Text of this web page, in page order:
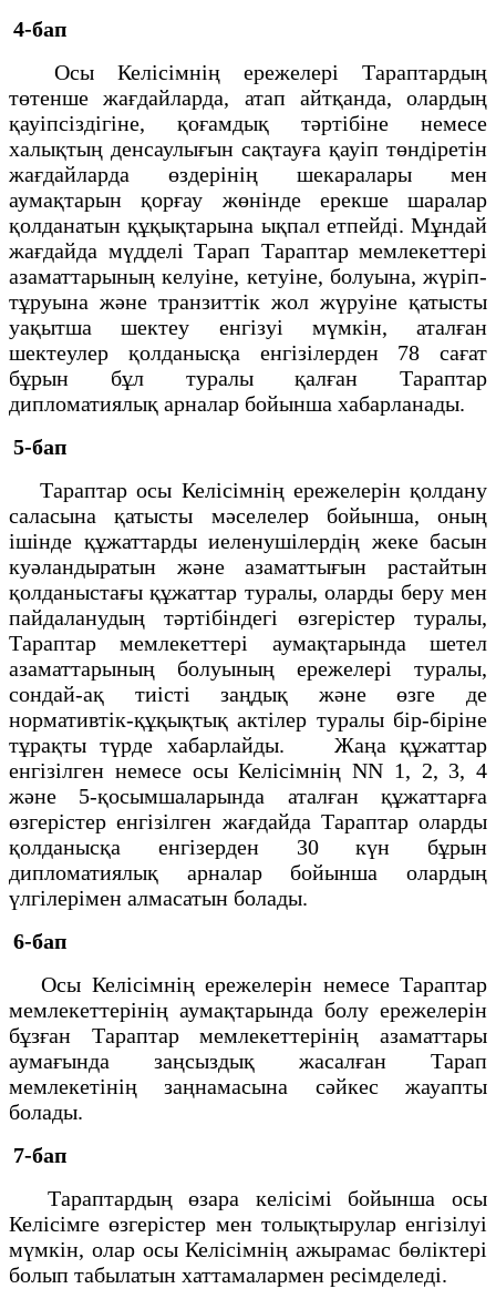
4-бап
Осы Келiсiмнiң ережелерi Тараптардың
төтенше жағдайларда, атап айтқанда, олардың
қауiпсiздiгiне, қоғамдық тәртiбiне немесе
халықтың денсаулығын сақтауға қауiп төндiретiн
жағдайларда өздерiнiң шекаралары мен
аумақтарын қорғау жөнiнде ерекше шаралар
қолданатын құқықтарына ықпал етпейдi. Мұндай
жағдайда мүдделi Тарап Тараптар мемлекеттерi
азаматтарының келуiне, кетуiне, болуына, жүрiп-
тұруына және транзиттiк жол жүруiне қатысты
уақытша шектеу енгiзуi мүмкiн, аталған
шектеулер қолданысқа енгiзiлерден 78 сағат
бұрын бұл туралы қалған Тараптар
дипломатиялық арналар бойынша хабарланады.
5-бап
Тараптар осы Келiсiмнiң ережелерiн қолдану
саласына қатысты мәселелер бойынша, оның
iшiнде құжаттарды иеленушiлердiң жеке басын
куәландыратын және азаматтығын растайтын
қолданыстағы құжаттар туралы, оларды беру мен
пайдаланудың тәртiбiндегi өзгерiстер туралы,
Тараптар мемлекеттерi аумақтарында шетел
азаматтарының болуының ережелерi туралы,
сондай-ақ тиiстi заңдық және өзге де
нормативтiк-құқықтық актiлер туралы бiр-бiрiне
тұрақты түрде хабарлайды. Жаңа құжаттар
енгiзiлген немесе осы Келiсiмнiң NN 1, 2, 3, 4
және 5-қосымшаларында аталған құжаттарға
өзгерiстер енгiзiлген жағдайда Тараптар оларды
қолданысқа енгiзерден 30 күн бұрын
дипломатиялық арналар бойынша олардың
үлгiлерiмен алмасатын болады.
6-бап
Осы Келiсiмнiң ережелерiн немесе Тараптар
мемлекеттерiнiң аумақтарында болу ережелерiн
бұзған Тараптар мемлекеттерiнiң азаматтары
аумағында заңсыздық жасалған Тарап
мемлекетiнiң заңнамасына сәйкес жауапты
болады.
7-бап
Тараптардың өзара келiсiмi бойынша осы
Келiсiмге өзгерiстер мен толықтырулар енгiзiлуi
мүмкiн, олар осы Келiсiмнiң ажырамас бөлiктерi
болып табылатын хаттамалармен ресiмделедi.